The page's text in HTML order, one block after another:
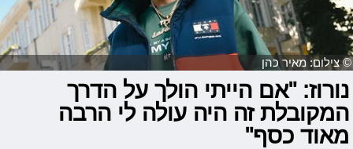
© צילום: מאיר כהן
נורוז: "אם הייתי הולך על הדרך
המקובלת זה היה עולה לי הרבה
מאוד כסף"